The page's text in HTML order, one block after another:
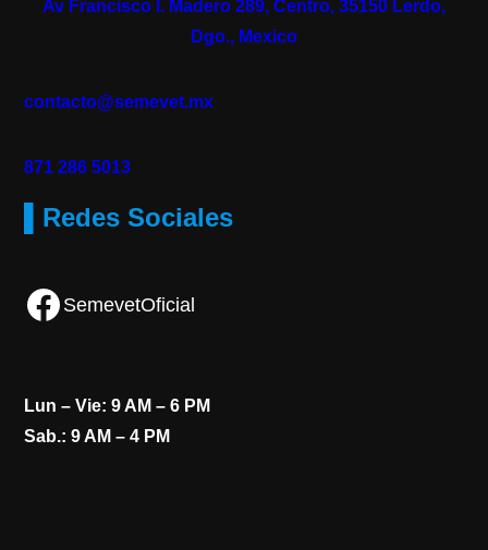
Av Francisco I. Madero 289, Centro, 35150 Lerdo,
Dgo., Mexico
contacto@semevet.mx
871 286 5013
▌Redes Sociales
Facebook SemevetOficial
Lun – Vie: 9 AM – 6 PM
Sab.: 9 AM – 4 PM